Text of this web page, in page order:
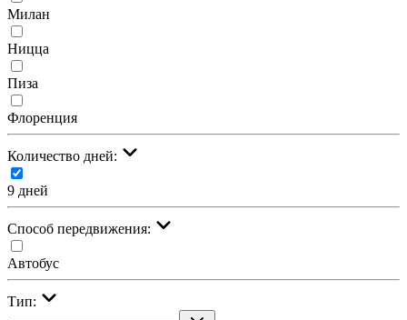
Милан
Ницца
Пиза
Флоренция
Количество дней:
9 дней
Cпособ передвижения:
Автобус
Тип: